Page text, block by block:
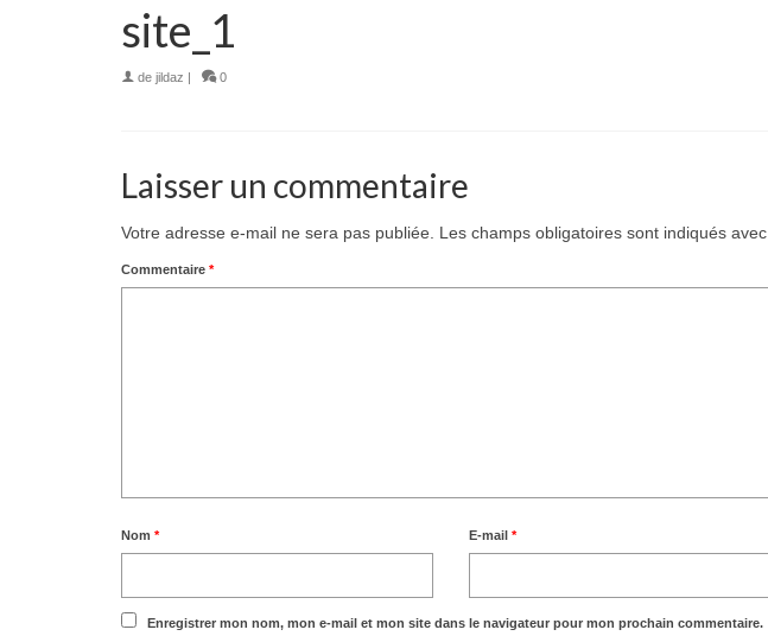
site_1
de jildaz | 0
Laisser un commentaire
Votre adresse e-mail ne sera pas publiée. Les champs obligatoires sont indiqués avec
Commentaire *
Nom * E-mail *
Enregistrer mon nom, mon e-mail et mon site dans le navigateur pour mon prochain commentaire.